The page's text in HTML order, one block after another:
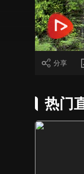
CCTV.节
分享
热门